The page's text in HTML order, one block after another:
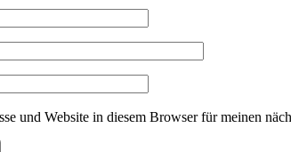
und Website in diesem Browser für meinen